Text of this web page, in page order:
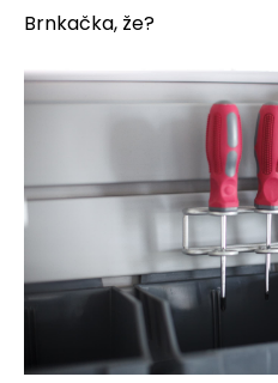
Brnkačka, že?